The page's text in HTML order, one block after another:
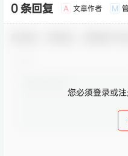
0 条回复 A 文章作者 M
您必须登录或